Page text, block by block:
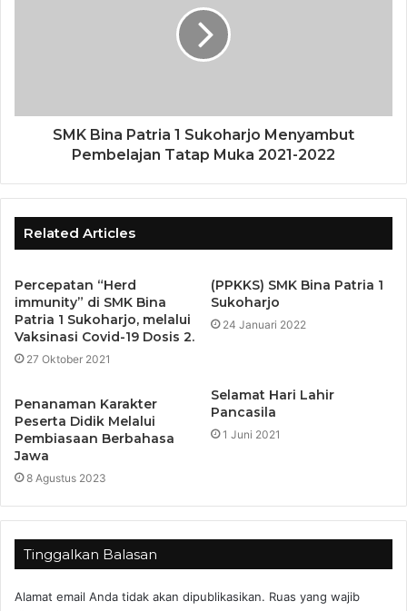
SMK Bina Patria 1 Sukoharjo Menyambut
Pembelajan Tatap Muka 2021-2022
Related Articles
Percepatan “Herd
immunity” di SMK Bina
Patria 1 Sukoharjo, melalui
Vaksinasi Covid-19 Dosis 2.
27 Oktober 2021
(PPKKS) SMK Bina Patria 1
Sukoharjo
24 Januari 2022
Penanaman Karakter
Peserta Didik Melalui
Pembiasaan Berbahasa
Jawa
8 Agustus 2023
Selamat Hari Lahir
Pancasila
1 Juni 2021
Tinggalkan Balasan
Alamat email Anda tidak akan dipublikasikan. Ruas yang wajib